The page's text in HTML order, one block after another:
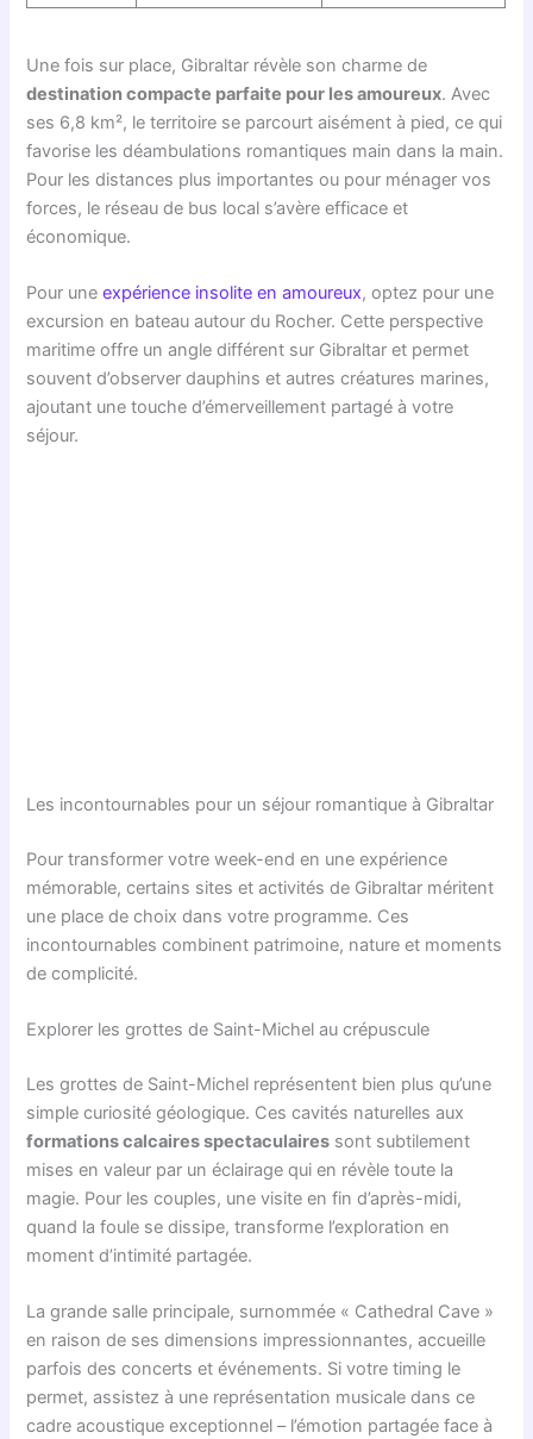
Une fois sur place, Gibraltar révèle son charme de
destination compacte parfaite pour les amoureux. Avec
ses 6,8 km², le territoire se parcourt aisément à pied, ce qui
favorise les déambulations romantiques main dans la main.
Pour les distances plus importantes ou pour ménager vos
forces, le réseau de bus local s’avère efficace et
économique.
Pour uneexpérience insolite en amoureux, optez pour une
excursion en bateau autour du Rocher. Cette perspective
maritime offre un angle différent sur Gibraltar et permet
souvent d’observer dauphins et autres créatures marines,
ajoutant une touche d’émerveillement partagé à votre
séjour.
Les incontournables pour un séjour romantique à Gibraltar
Pour transformer votre week-end en une expérience
mémorable, certains sites et activités de Gibraltar méritent
une place de choix dans votre programme. Ces
incontournables combinent patrimoine, nature et moments
de complicité.
Explorer les grottes de Saint-Michel au crépuscule
Les grottes de Saint-Michel représentent bien plus qu’une
simple curiosité géologique. Ces cavités naturelles aux
formations calcaires spectaculaires sont subtilement
mises en valeur par un éclairage qui en révèle toute la
magie. Pour les couples, une visite en fin d’après-midi,
quand la foule se dissipe, transforme l’exploration en
moment d’intimité partagée.
La grande salle principale, surnommée « Cathedral Cave »
en raison de ses dimensions impressionnantes, accueille
parfois des concerts et événements. Si votre timing le
permet, assistez à une représentation musicale dans ce
cadre acoustique exceptionnel – l’émotion partagée face à